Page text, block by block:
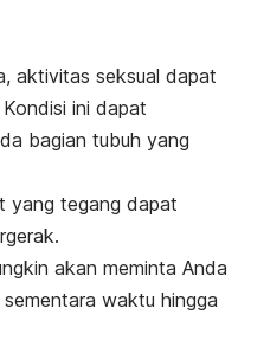
aktivitas seksual dapat
ini dapat
bagian tubuh yang
yang tegang dapat
akan meminta Anda
waktu hingga